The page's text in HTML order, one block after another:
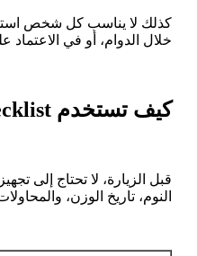
كذلك لا يناسب كل شخص
خلال الدوام، أو في
كيف تستخدم Checklist الاستعداد لزيارة تقييم زيادة الوزن؟
قبل الزيارة، لا تحتاج إلى
النوم، تاريخ الوزن،